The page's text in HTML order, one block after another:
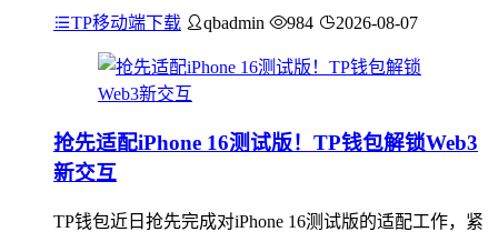
TP移动端下载 qbadmin 984 2026-08-07
抢先适配iPhone 16测试版！TP钱包解锁Web3
新交互
TP钱包近日抢先完成对iPhone 16测试版的适配工作，紧